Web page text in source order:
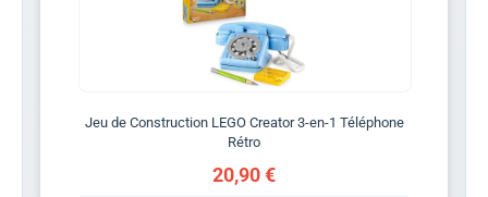
Jeu de Construction LEGO Creator 3-en-1 Téléphone
Rétro
20,90 €